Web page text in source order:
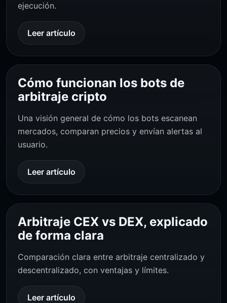
ejecución.
Leer artículo
Cómo funcionan los bots de
arbitraje cripto
Una visión general de cómo los bots escanean
mercados, comparan precios y envían alertas al
usuario.
Leer artículo
Arbitraje CEX vs DEX, explicado
de forma clara
Comparación clara entre arbitraje centralizado y
descentralizado, con ventajas y límites.
Leer artículo